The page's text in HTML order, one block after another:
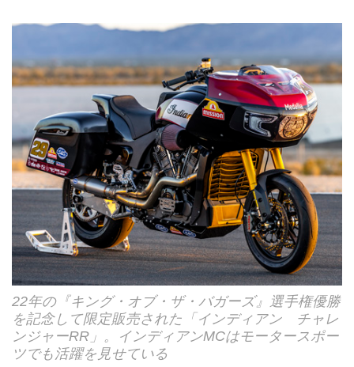
22年の『キング・オブ・ザ・バガーズ』選手権優勝
を記念して限定販売された「インディアン チャレ
ンジャーRR」。インディアンMCはモータースポー
ツでも活躍を見せている